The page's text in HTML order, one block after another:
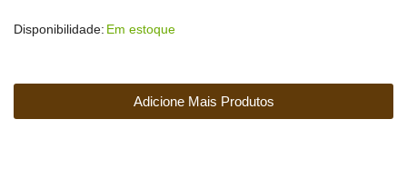
Disponibilidade: Em estoque
Adicione Mais Produtos